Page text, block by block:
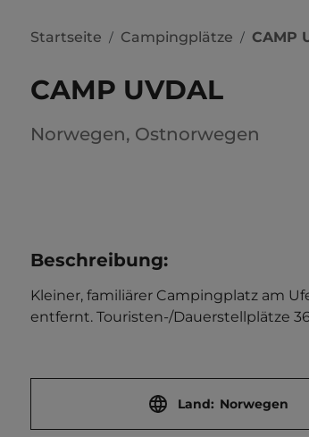
Startseite / Campingplätze / CAMP
CAMP UVDAL
Norwegen, Ostnorwegen
Beschreibung:
Kleiner, familiärer Campingplatz am
entfernt. Touristen-/Dauerstellplätze
Land: Norwegen